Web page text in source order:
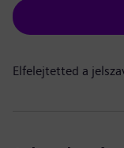
Elfelejtetted a